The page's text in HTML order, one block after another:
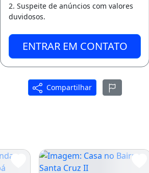
2. Suspeite de anúncios com valores
duvidosos.
ENTRAR EM CONTATO
Compartilhar